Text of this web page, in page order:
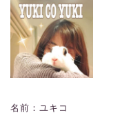
名前：ユキコ